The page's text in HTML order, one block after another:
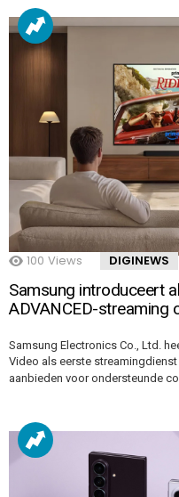
100 Views DIGINEWS
Samsung introduceert
ADVANCED-streaming
Samsung Electronics Co., Ltd.
Video als eerste streamingdienst
aanbieden voor ondersteunde